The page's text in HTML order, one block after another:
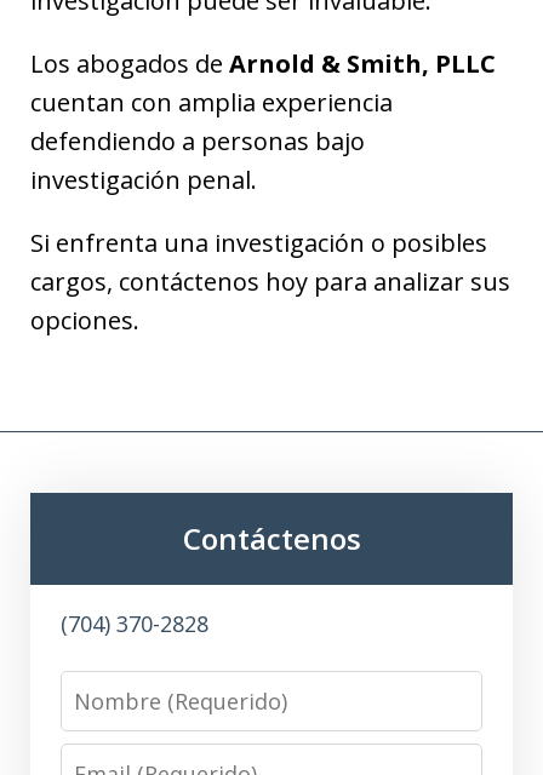
Los abogados de Arnold & Smith, PLLC
cuentan con amplia experiencia
defendiendo a personas bajo
investigación penal.
Si enfrenta una investigación o posibles
cargos, contáctenos hoy para analizar sus
opciones.
Contáctenos
(704) 370-2828
Name
Email